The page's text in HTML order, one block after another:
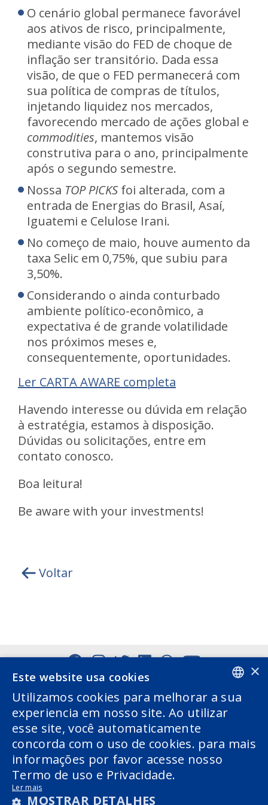
O cenário global permanece favorável
aos ativos de risco, principalmente,
mediante visão do FED de choque de
inflação ser transitório. Dada essa
visão, de que o FED permanecerá com
sua política de compras de títulos,
injetando liquidez nos mercados,
favorecendo mercado de ações global e
commodities, mantemos visão
construtiva para o ano, principalmente
após o segundo semestre.
Nossa TOP PICKS foi alterada, com a
entrada de Energias do Brasil, Asaí,
Iguatemi e Celulose Irani.
No começo de maio, houve aumento da
taxa Selic em 0,75%, que subiu para
3,50%.
Considerando o ainda conturbado
ambiente político-econômico, a
expectativa é de grande volatilidade
nos próximos meses e,
consequentemente, oportunidades.
Ler CARTA AWARE completa
Havendo interesse ou dúvida em relação
à estratégia, estamos à disposição.
Dúvidas ou solicitações, entre em
contato conosco.
Boa leitura!
Be aware with your investments!
Voltar
PORTUGUESE
ENGLISH
×
Este website usa cookies
Utilizamos cookies para melhorar a sua
experiencia em nosso site. Ao utilizar
esse site, você automaticamente
concorda com o uso de cookies. para mais
informações por favor acesse nosso
Termo de uso e Privacidade.
Ler mais
MOSTRAR DETALHES